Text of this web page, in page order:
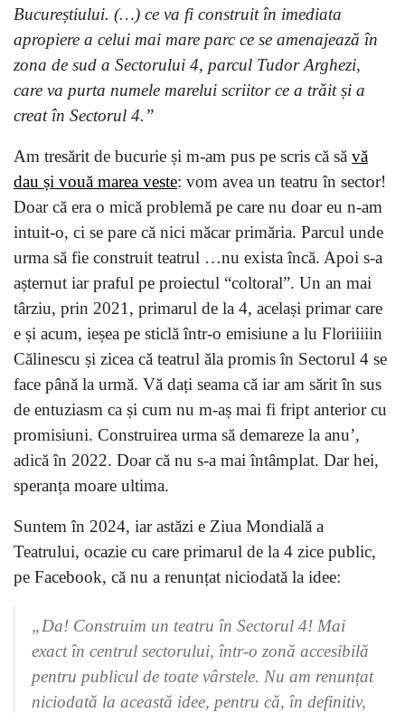
Bucureștiului. (…) ce va fi construit în imediata
apropiere a celui mai mare parc ce se amenajează în
zona de sud a Sectorului 4, parcul Tudor Arghezi,
care va purta numele marelui scriitor ce a trăit și a
creat în Sectorul 4.”
Am tresărit de bucurie și m-am pus pe scris că să vă
dau și vouă marea veste: vom avea un teatru în sector!
Doar că era o mică problemă pe care nu doar eu n-am
intuit-o, ci se pare că nici măcar primăria. Parcul unde
urma să fie construit teatrul …nu exista încă. Apoi s-a
așternut iar praful pe proiectul “coltoral”. Un an mai
târziu, prin 2021, primarul de la 4, același primar care
e și acum, ieșea pe sticlă într-o emisiune a lu Floriiiiin
Călinescu și zicea că teatrul ăla promis în Sectorul 4 se
face până la urmă. Vă dați seama că iar am sărit în sus
de entuziasm ca și cum nu m-aș mai fi fript anterior cu
promisiuni. Construirea urma să demareze la anu’,
adică în 2022. Doar că nu s-a mai întâmplat. Dar hei,
speranța moare ultima.
Suntem în 2024, iar astăzi e Ziua Mondială a
Teatrului, ocazie cu care primarul de la 4 zice public,
pe Facebook, că nu a renunțat niciodată la idee:
„Da! Construim un teatru în Sectorul 4! Mai
exact în centrul sectorului, într-o zonă accesibilă
pentru publicul de toate vârstele. Nu am renunțat
niciodată la această idee, pentru că, în definitiv,